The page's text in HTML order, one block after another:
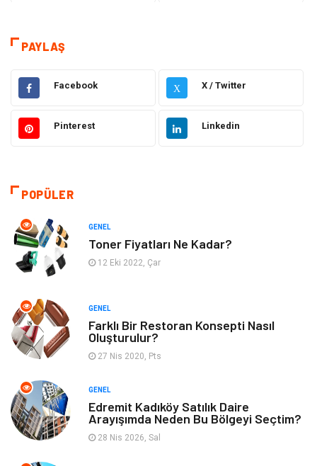
Hukuk Moda
Gündem Elektronik
Dekorasyon
Tatil Giyim
Alışveriş
Genel Kültür
Metal
Müzik
Yeme & İçme Anne & Çocuk
PAYLAŞ
Facebook X X / Twitter
Pinterest Linkedin
POPÜLER
GENEL
Toner Fiyatları Ne Kadar?
12 Eki 2022, Çar
GENEL
Farklı Bir Restoran Konsepti Nasıl
Oluşturulur?
27 Nis 2020, Pts
GENEL
Edremit Kadıköy Satılık Daire
Arayışımda Neden Bu Bölgeyi Seçtim?
28 Nis 2026, Sal